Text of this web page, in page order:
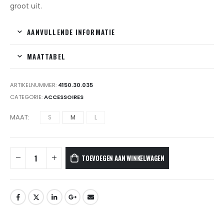
groot uit.
AANVULLENDE INFORMATIE
MAATTABEL
ARTIKELNUMMER: 4150.30.035
CATEGORIE:ACCESSOIRES
MAAT S M L
TOEVOEGEN AAN WINKELWAGEN